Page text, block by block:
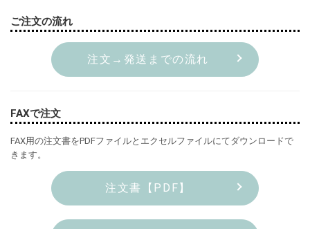
ご注文の流れ
注文→発送までの流れ
FAXで注文
FAX用の注文書をPDFファイルとエクセルファイルにてダウンロードで
きます。
注文書【PDF】